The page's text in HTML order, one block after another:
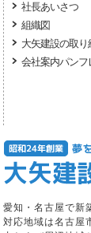
社長あいさつ
組織図
大矢建設の取り
会社案内パンフ
愛知・名古屋で新
対応地域は名古屋